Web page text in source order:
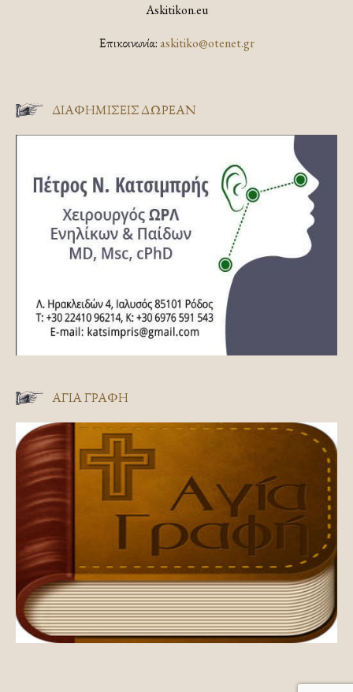
Askitikon.eu
Επικοινωνία:askitiko@otenet.gr
ΔΙΑΦΗΜΊΣΕΙΣ ΔΩΡΕΆΝ
ΑΓΊΑ ΓΡΑΦΉ